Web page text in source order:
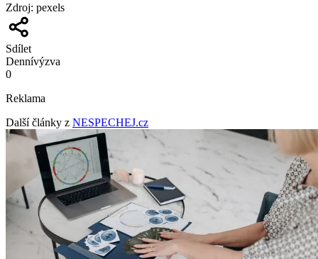
Zdroj: pexels
Sdílet
Dennívýzva
0
Reklama
Další články z NESPECHEJ.cz